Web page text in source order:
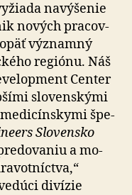
na­vý­šenie
nových pra­cov­
významný
regiónu. Náš
Center
slovenskými
špe­
Slovensko
a mo­
divízie